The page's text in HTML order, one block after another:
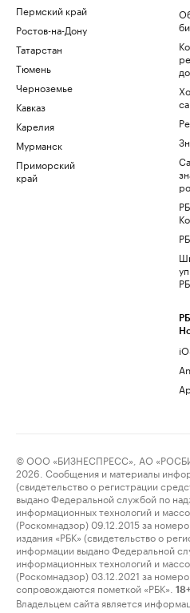
Пермский край
Ростов-на-Дону
Татарстан
Тюмень
Черноземье
Кавказ
Карелия
Мурманск
Приморский
край
© ООО «БИЗНЕСПРЕСС», АО
2026. Сообщения и материалы
(свидетельство о регистрации
выдано Федеральной службой по
информационных технологий и
(Роскомнадзор) 09.12.2015 за
издания «РБК» (свидетельство о
информации выдано Федеральной
информационных технологий и
(Роскомнадзор) 03.12.2021 за
сопровождаются пометкой «РБК».
Владельцем сайта является